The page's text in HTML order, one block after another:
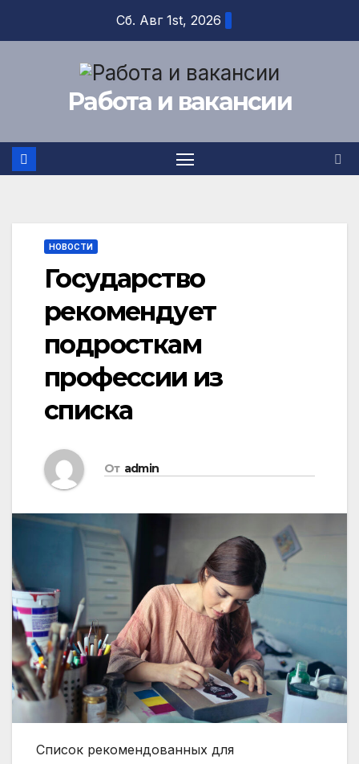
содержимому
Сб. Авг 1st, 2026
Работа и вакансии
НОВОСТИ
Государство
рекомендует
подросткам
профессии из
списка
От admin
Список рекомендованных для